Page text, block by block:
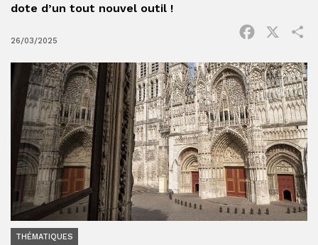
dote d’un tout nouvel outil !
26/03/2025
Facebook
THÉMATIQUES